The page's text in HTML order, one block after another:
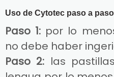
Uso de Cytotec paso a paso
Paso 1: por lo
no debe haber
Paso 2: las